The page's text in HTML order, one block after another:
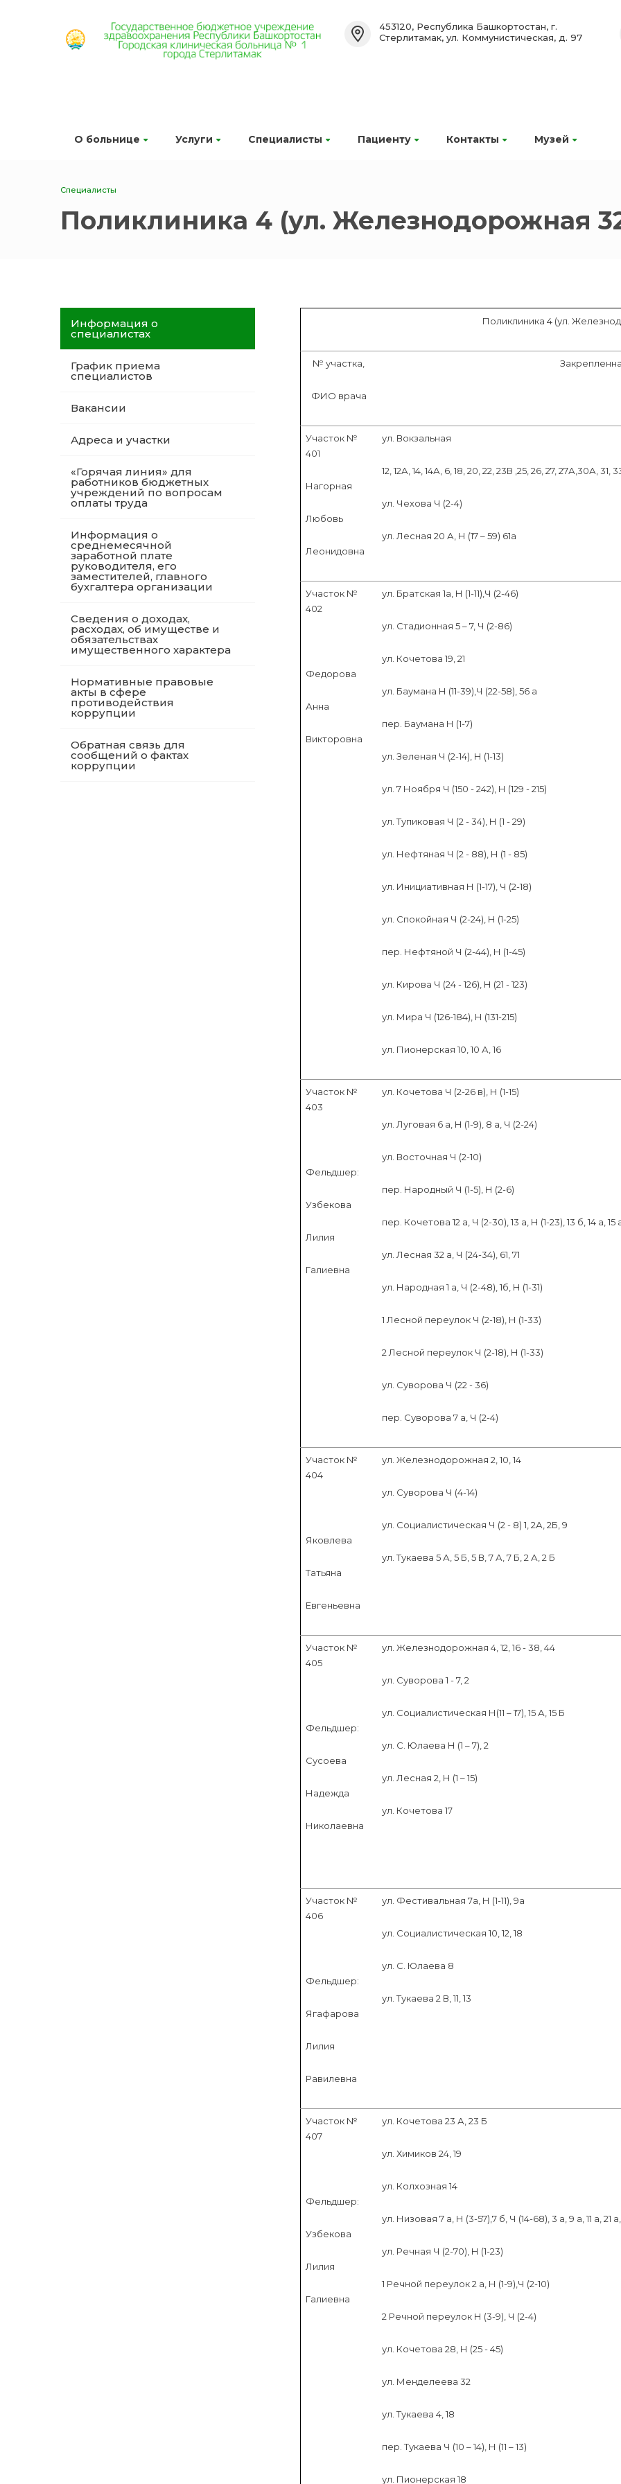
О больнице Услуги Специалисты Пациенту Контакты Музей
453120, Республика Башкортостан, г.
Стерлитамак, ул. Коммунистическая, д. 97
Специалисты
Поликлиника 4 (ул. Железнодорожная
Информация о
специалистах
График приема
специалистов
Вакансии
Адреса и участки
«Горячая линия» для
работников бюджетных
учреждений по вопросам
оплаты труда
Информация о
среднемесячной
заработной плате
руководителя, его
заместителей, главного
бухгалтера организации
Сведения о доходах,
расходах, об имуществе и
обязательствах
имущественного характера
Нормативные правовые
акты в сфере
противодействия
коррупции
Обратная связь для
сообщений о фактах
коррупции
Поликлиника 4 (ул.
№ участка,
ФИО врача
Участок №
401
Нагорная
Любовь
Леонидовна
ул. Вокзальная
12, 12А, 14, 14А, 6, 18, 20, 22, 23В ,25, 26, 27, 27А,30А, 31,
ул. Чехова Ч (2-4)
ул. Лесная 20 А, Н (17 – 59) 61а
Участок №
402
Федорова
Анна
Викторовна
ул. Братская 1а, Н (1-11),Ч (2-46)
ул. Стадионная 5 – 7, Ч (2-86)
ул. Кочетова 19, 21
ул. Баумана Н (11-39),Ч (22-58), 56 а
пер. Баумана Н (1-7)
ул. Зеленая Ч (2-14), Н (1-13)
ул. 7 Ноября Ч (150 - 242), Н (129 - 215)
ул. Тупиковая Ч (2 - 34), Н (1 - 29)
ул. Нефтяная Ч (2 - 88), Н (1 - 85)
ул. Инициативная Н (1-17), Ч (2-18)
ул. Спокойная Ч (2-24), Н (1-25)
пер. Нефтяной Ч (2-44), Н (1-45)
ул. Кирова Ч (24 - 126), Н (21 - 123)
ул. Мира Ч (126-184), Н (131-215)
ул. Пионерская 10, 10 А, 16
Участок №
403
Фельдшер:
Узбекова
Лилия
Галиевна
ул. Кочетова Ч (2-26 в), Н (1-15)
ул. Луговая 6 а, Н (1-9), 8 а, Ч (2-24)
ул. Восточная Ч (2-10)
пер. Народный Ч (1-5), Н (2-6)
пер. Кочетова 12 а, Ч (2-30), 13 а, Н (1-23), 13 б, 14 а, 15
ул. Лесная 32 а, Ч (24-34), 61, 71
ул. Народная 1 а, Ч (2-48), 1б, Н (1-31)
1 Лесной переулок Ч (2-18), Н (1-33)
2 Лесной переулок Ч (2-18), Н (1-33)
ул. Суворова Ч (22 - 36)
пер. Суворова 7 а, Ч (2-4)
Участок №
404
Яковлева
Татьяна
Евгеньевна
ул. Железнодорожная 2, 10, 14
ул. Суворова Ч (4-14)
ул. Социалистическая Ч (2 - 8) 1, 2А, 2Б, 9
ул. Тукаева 5 А, 5 Б, 5 В, 7 А, 7 Б, 2 А, 2 Б
Участок №
405
Фельдшер:
Сусоева
Надежда
Николаевна
ул. Железнодорожная 4, 12, 16 - 38, 44
ул. Суворова 1 - 7, 2
ул. Социалистическая Н(11 – 17), 15 А, 15 Б
ул. С. Юлаева Н (1 – 7), 2
ул. Лесная 2, Н (1 – 15)
ул. Кочетова 17
Участок №
406
Фельдшер:
Ягафарова
Лилия
Равилевна
ул. Фестивальная 7а, Н (1-11), 9а
ул. Социалистическая 10, 12, 18
ул. С. Юлаева 8
ул. Тукаева 2 В, 11, 13
Участок №
407
Фельдшер:
Узбекова
Лилия
Галиевна
ул. Кочетова 23 А, 23 Б
ул. Химиков 24, 19
ул. Колхозная 14
ул. Низовая 7 а, Н (3-57),7 б, Ч (14-68), 3 а, 9 а, 11 а, 21 а,
ул. Речная Ч (2-70), Н (1-23)
1 Речной переулок 2 а, Н (1-9),Ч (2-10)
2 Речной переулок Н (3-9), Ч (2-4)
ул. Кочетова 28, Н (25 - 45)
ул. Менделеева 32
ул. Тукаева 4, 18
пер. Тукаева Ч (10 – 14), Н (11 – 13)
ул. Пионерская 18